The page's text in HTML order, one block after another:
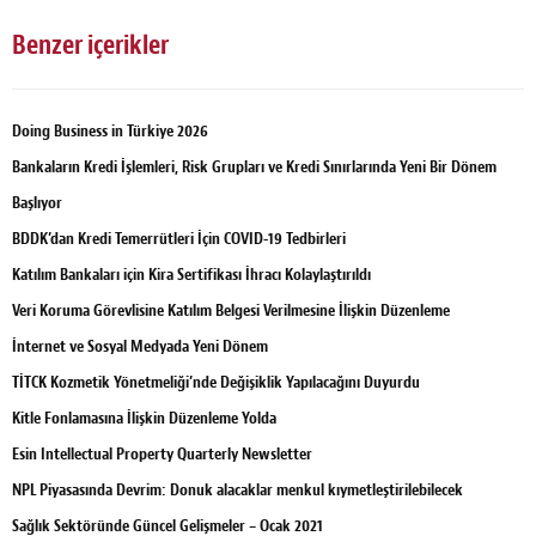
Benzer içerikler
Doing Business in Türkiye 2026
Bankaların Kredi İşlemleri, Risk Grupları ve Kredi Sınırlarında Yeni Bir Dönem
Başlıyor
BDDK’dan Kredi Temerrütleri İçin COVID-19 Tedbirleri
Katılım Bankaları için Kira Sertifikası İhracı Kolaylaştırıldı
Veri Koruma Görevlisine Katılım Belgesi Verilmesine İlişkin Düzenleme
İnternet ve Sosyal Medyada Yeni Dönem
TİTCK Kozmetik Yönetmeliği’nde Değişiklik Yapılacağını Duyurdu
Kitle Fonlamasına İlişkin Düzenleme Yolda
Esin Intellectual Property Quarterly Newsletter
NPL Piyasasında Devrim: Donuk alacaklar menkul kıymetleştirilebilecek
Sağlık Sektöründe Güncel Gelişmeler – Ocak 2021